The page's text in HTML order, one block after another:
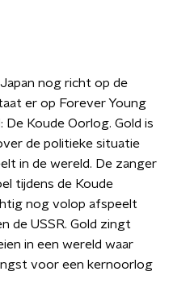
nog richt op de
er op Forever Young
Koude Oorlog. Gold is
de politieke situatie
in de wereld. De zanger
tijdens de Koude
nog volop afspeelt
de USSR. Gold zingt
in een wereld waar
voor een kernoorlog